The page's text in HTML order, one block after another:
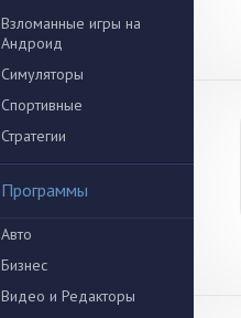
Взломанные игры на
Андроид
Симуляторы
Спортивные
Стратегии
Программы
Авто
Бизнес
Видео и Редакторы